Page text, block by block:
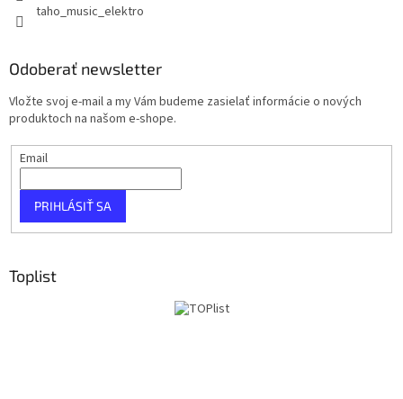
taho_music_elektro
Odoberať newsletter
Vložte svoj e-mail a my Vám budeme zasielať informácie o nových
produktoch na našom e-shope.
Email
PRIHLÁSIŤ SA
Toplist